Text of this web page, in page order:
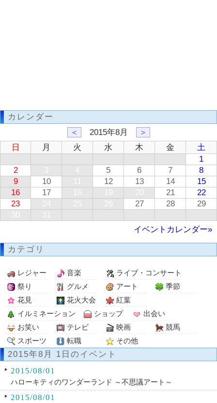
カレンダー
＜
2015年8月
＞
日
月 火 水 木 金
土
1
2
3 4 5 6 7
8
9
10 11 12 13 14
15
16
17 18 19 20 21
22
23
24 25 26 27 28
29
30
31
イベントカレンダー»
カテゴリ
レジャー 音楽
ライブ・コンサート
祭り
グルメ アート
季節
花見
花火大会
紅葉
イルミネーション
ショップ
出会い
お笑い
テレビ 映画
競馬
スポーツ
転職 その他
2015年8月 1日のイベント
2015/08/01
ハローキティのワンダーランド ～不思議アート～
2015/08/01